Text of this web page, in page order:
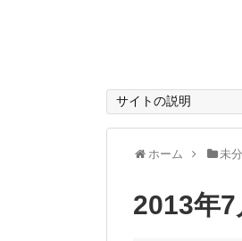
サイトの説明
ホーム 未
2013年